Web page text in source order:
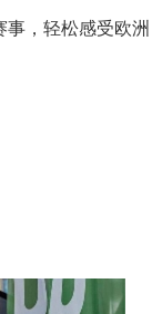
，轻松感受欧洲